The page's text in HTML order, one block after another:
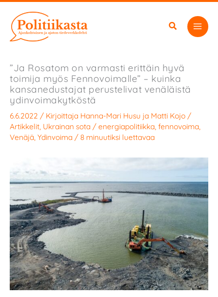
sisältöön
”Ja Rosatom on varmasti erittäin hyvä
toimija myös Fennovoimalle” – kuinka
kansanedustajat perustelivat venäläistä
ydinvoimakytköstä
6.6.2022 / Kirjoittaja Hanna-Mari Husu ja Matti Kojo /
Artikkelit Ukrainan sota / energiapolitiikka fennovoima
Venäjä Ydinvoima / 8 minuutiksi luettavaa